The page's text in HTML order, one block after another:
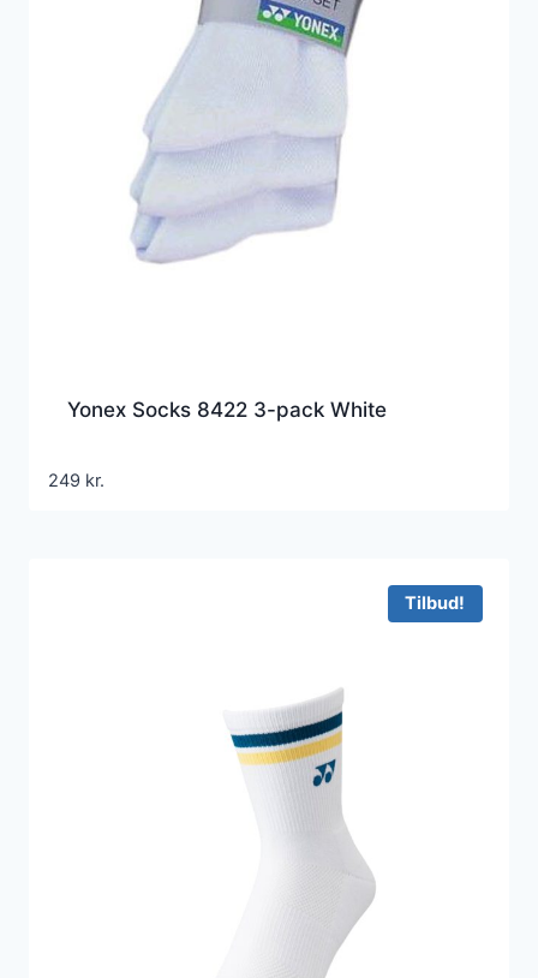
Yonex Socks 8422 3-pack White
249 kr.
Tilbud!